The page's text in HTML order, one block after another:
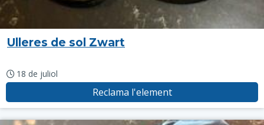
Ulleres de sol Zwart
18 de juliol
Reclama l'element